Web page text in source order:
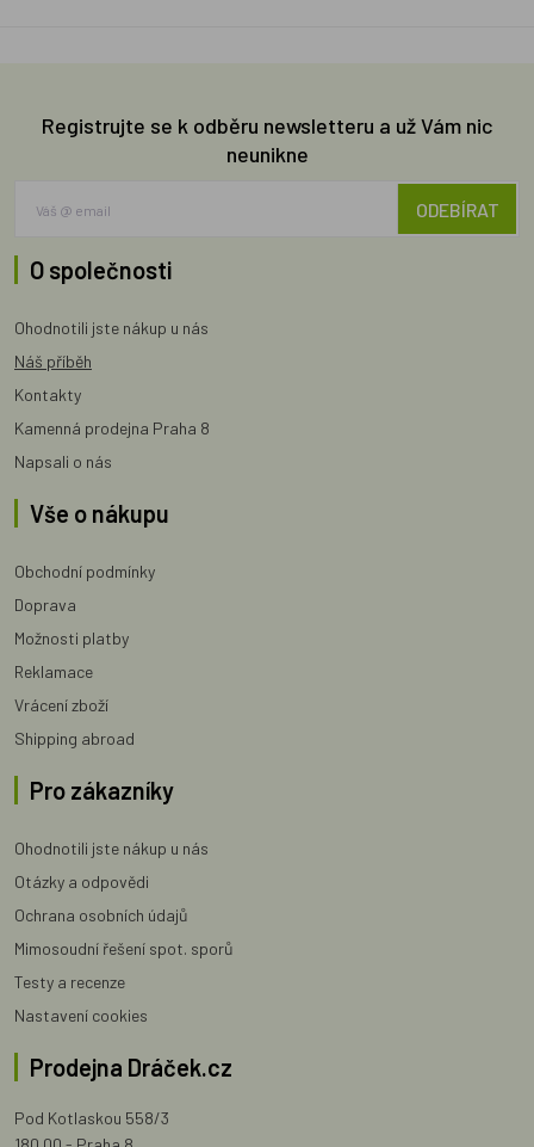
Registrujte se k odběru newsletteru a už Vám nic
neunikne
ODEBÍRAT
O společnosti
Ohodnotili jste nákup u nás
Náš příběh
Kontakty
Kamenná prodejna Praha 8
Napsali o nás
Vše o nákupu
Obchodní podmínky
Doprava
Možnosti platby
Reklamace
Vrácení zboží
Shipping abroad
Pro zákazníky
Ohodnotili jste nákup u nás
Otázky a odpovědi
Ochrana osobních údajů
Mimosoudní řešení spot. sporů
Testy a recenze
Nastavení cookies
Prodejna Dráček.cz
Pod Kotlaskou 558/3